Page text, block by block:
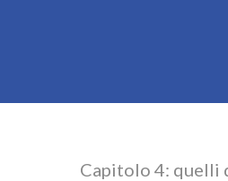
Capitolo 4: quelli